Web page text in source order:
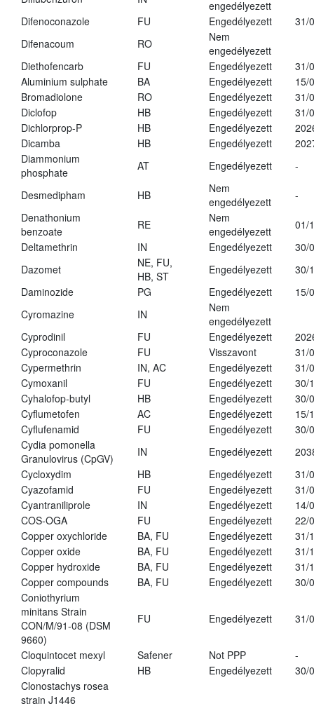
engedélyezett
Difenoconazole
FU Engedélyezett
31/
Difenacoum
RO
Nem
engedélyezett
Diethofencarb
FU Engedélyezett
31/
Aluminium sulphate
BA Engedélyezett
15/
Bromadiolone
RO Engedélyezett
31/
Diclofop
HB Engedélyezett
31/
Dichlorprop-P
HB Engedélyezett
Dicamba
HB Engedélyezett
Diammonium
phosphate
AT Engedélyezett -
Desmedipham HB
Nem
engedélyezett
-
Denathonium
benzoate
RE
Nem
engedélyezett
01/
Deltamethrin
IN Engedélyezett
30/
Dazomet
NE, FU,
HB, ST
Engedélyezett
30/
Daminozide
PG Engedélyezett
15/
Cyromazine
IN
Nem
engedélyezett
Cyprodinil
FU Engedélyezett
Cyproconazole
FU Visszavont
31/
Cypermethrin
IN, AC Engedélyezett
31/
Cymoxanil
FU Engedélyezett
30/
Cyhalofop-butyl
HB Engedélyezett
30/
Cyflumetofen
AC Engedélyezett
15/
Cyflufenamid
FU Engedélyezett
30/
Cydia pomonella
Granulovirus (CpGV)
IN Engedélyezett
Cycloxydim
HB Engedélyezett
31/
Cyazofamid
FU Engedélyezett
31/
Cyantraniliprole
IN Engedélyezett
14/
COS-OGA
FU Engedélyezett
22/
Copper oxychloride
BA, FU Engedélyezett
31/
Copper oxide
BA, FU Engedélyezett
31/
Copper hydroxide
BA, FU Engedélyezett
31/
Copper compounds
BA, FU Engedélyezett
30/
Coniothyrium
minitans Strain
CON/M/91-08 (DSM
9660)
FU Engedélyezett 31/
Cloquintocet mexyl Safener Not PPP
-
Clopyralid
HB Engedélyezett
30/
Clonostachys rosea
strain J1446